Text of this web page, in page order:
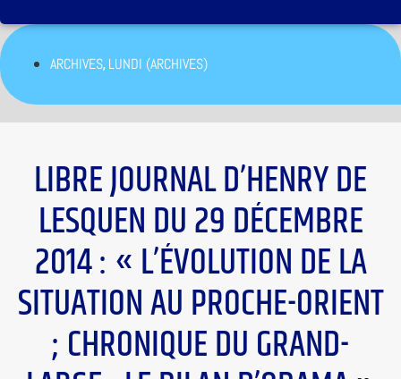
ARCHIVES,LUNDI (ARCHIVES)
LIBRE JOURNAL D’HENRY DE
LESQUEN DU 29 DÉCEMBRE
2014 : « L’ÉVOLUTION DE LA
SITUATION AU PROCHE-ORIENT
; CHRONIQUE DU GRAND-